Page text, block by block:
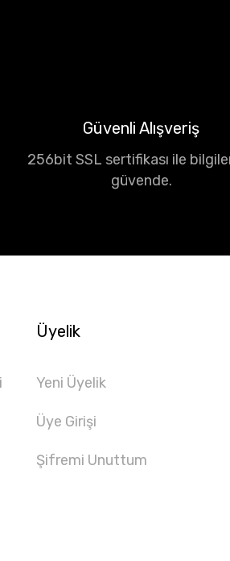
Güvenli Alışveriş
256bit SSL sertifikası ile
güvende.
Üyelik
Yeni Üyelik
Üye Girişi
Şifremi Unuttum